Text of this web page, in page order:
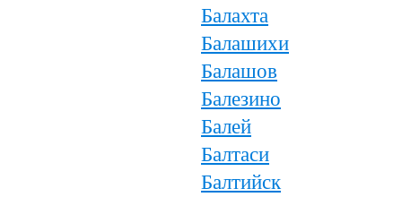
Балахта
Балашихи
Балашов
Балезино
Балей
Балтаси
Балтийск